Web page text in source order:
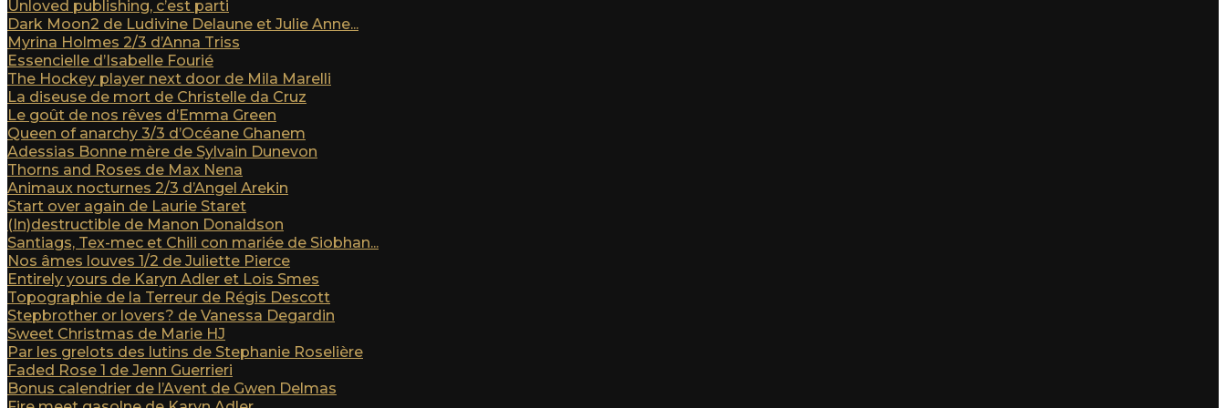
Unloved publishing, c’est parti
Dark Moon2 de Ludivine Delaune et Julie Anne...
Myrina Holmes 2/3 d’Anna Triss
Essencielle d’Isabelle Fourié
The Hockey player next door de Mila Marelli
La diseuse de mort de Christelle da Cruz
Le goût de nos rêves d’Emma Green
Queen of anarchy 3/3 d’Océane Ghanem
Adessias Bonne mère de Sylvain Dunevon
Thorns and Roses de Max Nena
Animaux nocturnes 2/3 d’Angel Arekin
Start over again de Laurie Staret
(In)destructible de Manon Donaldson
Santiags, Tex-mec et Chili con mariée de Siobhan...
Nos âmes louves 1/2 de Juliette Pierce
Entirely yours de Karyn Adler et Lois Smes
Topographie de la Terreur de Régis Descott
Stepbrother or lovers? de Vanessa Degardin
Sweet Christmas de Marie HJ
Par les grelots des lutins de Stephanie Roselière
Faded Rose 1 de Jenn Guerrieri
Bonus calendrier de l’Avent de Gwen Delmas